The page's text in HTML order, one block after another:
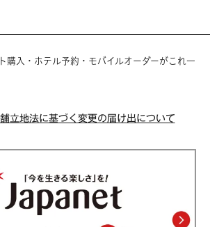
ダーの歯車マークをタップ
購入・ホテル予約・モバイルオーダーがこれ一
立地法に基づく変更の届け出について